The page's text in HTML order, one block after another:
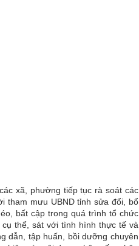
xã, phường tiếp tục rà soát các
tham mưu UBND tỉnh sửa đổi, bổ
bất cập trong quá trình tổ chức
thể, sát với tình hình thực tế và
dẫn, tập huấn, bồi dưỡng chuyên